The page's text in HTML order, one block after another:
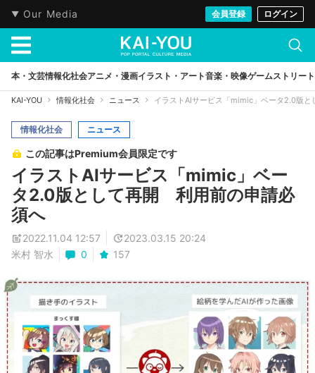
Our Media 会員登録 ログイン
本・文芸情報化社会アニメ・漫画イラスト・アート音楽・映像ゲームストリート
KAI-YOU 情報化社会 ニュース イラストAIサービス「mimic」ベータ2.0版
情報化社会 ニュース
この記事はPremium会員限定です
イラストAIサービス「mimic」ベー
タ2.0版として再開 利用前の申請必
須へ
2022.11.04 12:57
2023.03.15 20:24
米村 智水
0 157